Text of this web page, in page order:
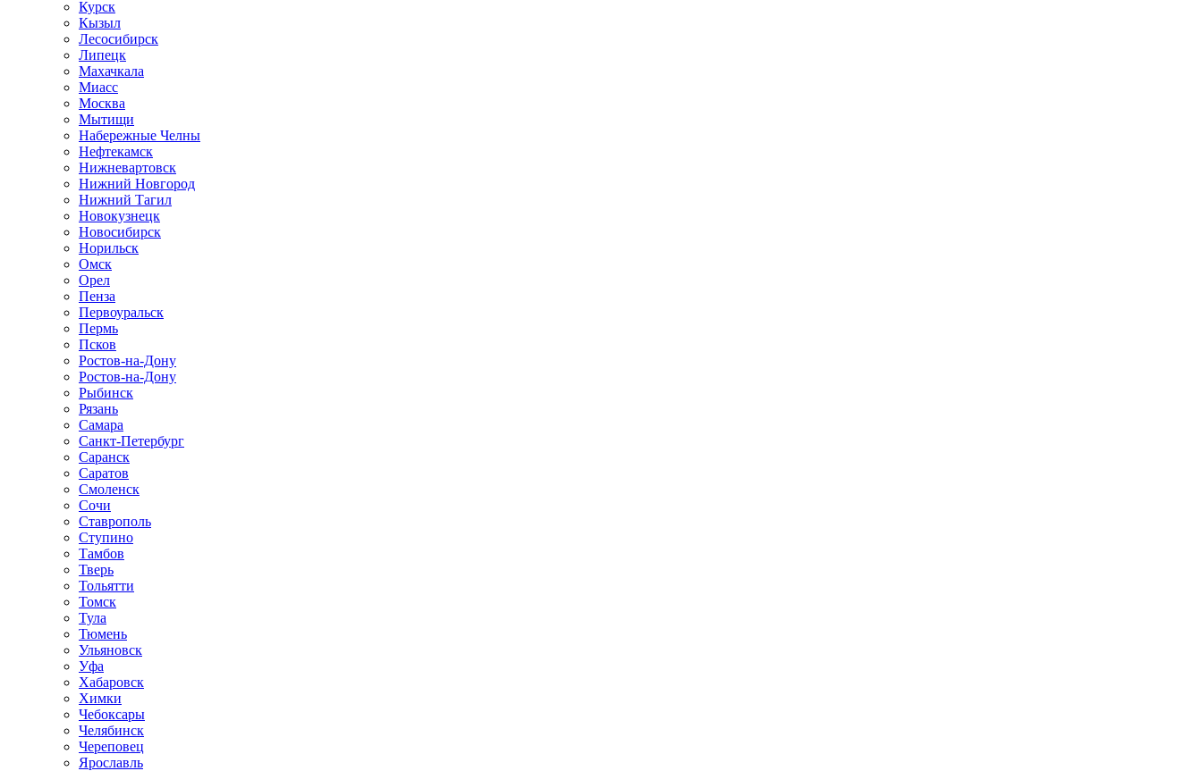
Курск
Кызыл
Лесосибирск
Липецк
Махачкала
Миасс
Москва
Мытищи
Набережные Челны
Нефтекамск
Нижневартовск
Нижний Новгород
Нижний Тагил
Новокузнецк
Новосибирск
Норильск
Омск
Орел
Пенза
Первоуральск
Пермь
Псков
Ростов-на-Дону
Ростов-на-Дону
Рыбинск
Рязань
Самара
Санкт-Петербург
Саранск
Саратов
Смоленск
Сочи
Ставрополь
Ступино
Тамбов
Тверь
Тольятти
Томск
Тула
Тюмень
Ульяновск
Уфа
Хабаровск
Химки
Чебоксары
Челябинск
Череповец
Ярославль